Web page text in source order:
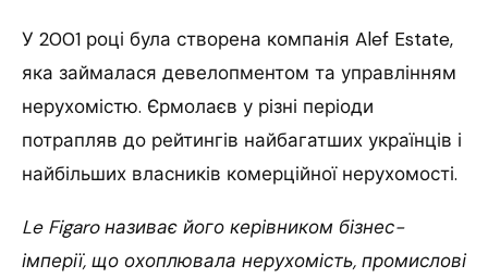
У 2001 році була створена компанія Alef Estate,
яка займалася девелопментом та управлінням
нерухомістю. Єрмолаєв у різні періоди
потрапляв до рейтингів найбагатших українців і
найбільших власників комерційної нерухомості.
Le Figaro називає його керівником бізнес-
імперії, що охоплювала нерухомість, промислові